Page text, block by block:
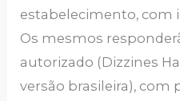
estabelecimento, com
Os mesmos
autorizado (Dizzines
versão brasileira), com